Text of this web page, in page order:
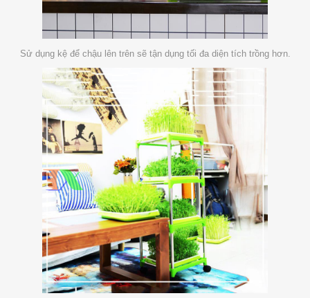
Sử dụng kệ để chậu lên trên sẽ tận dụng tối đa diện tích trồng hơn.